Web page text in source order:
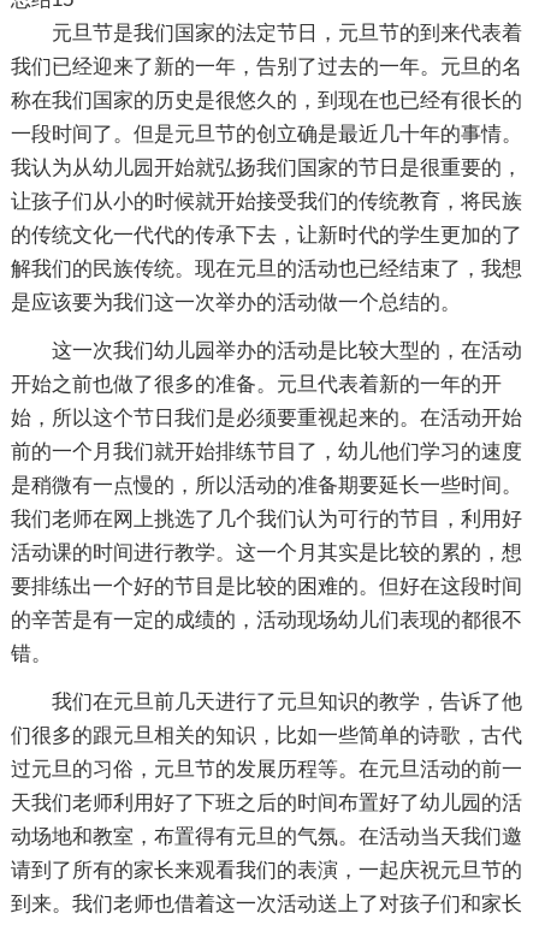
元旦节是我们国家的法定节日，元旦节的到来代表着
我们已经迎来了新的一年，告别了过去的一年。元旦的名
称在我们国家的历史是很悠久的，到现在也已经有很长的
一段时间了。但是元旦节的创立确是最近几十年的事情。
我认为从幼儿园开始就弘扬我们国家的节日是很重要的，
让孩子们从小的时候就开始接受我们的传统教育，将民族
的传统文化一代代的传承下去，让新时代的学生更加的了
解我们的民族传统。现在元旦的活动也已经结束了，我想
是应该要为我们这一次举办的活动做一个总结的。
这一次我们幼儿园举办的活动是比较大型的，在活动
开始之前也做了很多的准备。元旦代表着新的一年的开
始，所以这个节日我们是必须要重视起来的。在活动开始
前的一个月我们就开始排练节目了，幼儿他们学习的速度
是稍微有一点慢的，所以活动的准备期要延长一些时间。
我们老师在网上挑选了几个我们认为可行的节目，利用好
活动课的时间进行教学。这一个月其实是比较的累的，想
要排练出一个好的节目是比较的困难的。但好在这段时间
的辛苦是有一定的成绩的，活动现场幼儿们表现的都很不
错。
我们在元旦前几天进行了元旦知识的教学，告诉了他
们很多的跟元旦相关的知识，比如一些简单的诗歌，古代
过元旦的习俗，元旦节的发展历程等。在元旦活动的前一
天我们老师利用好了下班之后的时间布置好了幼儿园的活
动场地和教室，布置得有元旦的气氛。在活动当天我们邀
请到了所有的家长来观看我们的表演，一起庆祝元旦节的
到来。我们老师也借着这一次活动送上了对孩子们和家长